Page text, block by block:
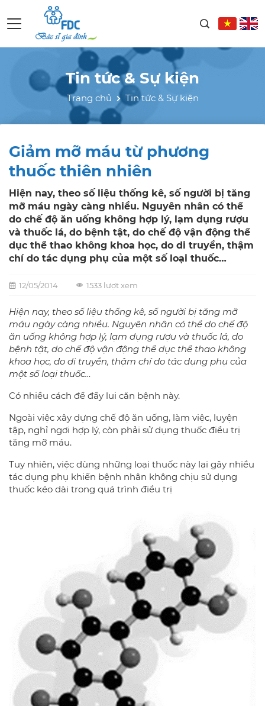
Tin tức & Sự kiện
Trang chủ Tin tức & Sự kiện
Giảm mỡ máu từ phương
thuốc thiên nhiên
Hiện nay, theo số liệu thống kê, số người bị tăng
mỡ máu ngày càng nhiều. Nguyên nhân có thể
do chế độ ăn uống không hợp lý, lạm dụng rượu
và thuốc lá, do bệnh tật, do chế độ vận động thể
dục thể thao không khoa học, do di truyền, thậm
chí do tác dụng phụ của một số loại thuốc…
12/05/2014 1533 lượt xem
Hiện nay, theo số liệu thống kê, số người bị tăng mỡ
máu ngày càng nhiều. Nguyên nhân có thể do chế độ
ăn uống không hợp lý, lạm dụng rượu và thuốc lá, do
bệnh tật, do chế độ vận động thể dục thể thao không
khoa học, do di truyền, thậm chí do tác dụng phụ của
một số loại thuốc…
Có nhiều cách để đẩy lui căn bệnh này.
Ngoài việc xây dựng chế độ ăn uống, làm việc, luyện
tập, nghỉ ngơi hợp lý, còn phải sử dụng thuốc điều trị
tăng mỡ máu.
Tuy nhiên, việc dùng những loại thuốc này lại gây nhiều
tác dụng phụ khiến bệnh nhân không chịu sử dụng
thuốc kéo dài trong quá trình điều trị